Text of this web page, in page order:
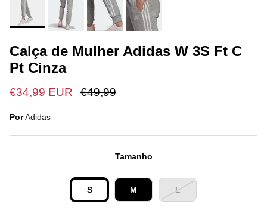
Calça de Mulher Adidas W 3S Ft C
Pt Cinza
€34,99 EUR €49,99
PorAdidas
Tamanho
S M L